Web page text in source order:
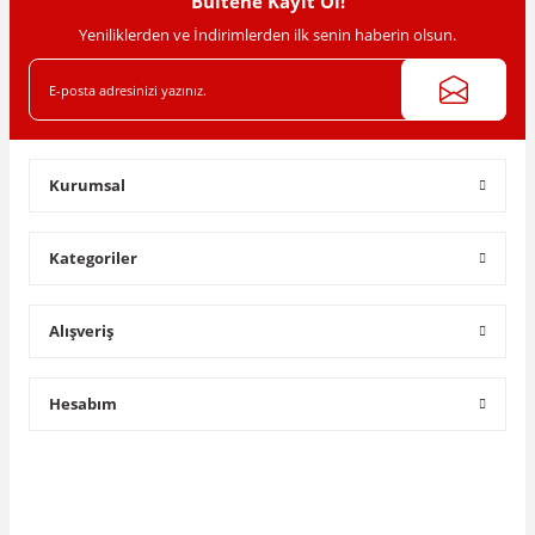
Gönder
Yeniliklerden ve İndirimlerden ilk senin haberin olsun.
Kurumsal
Kategoriler
Alışveriş
Hesabım